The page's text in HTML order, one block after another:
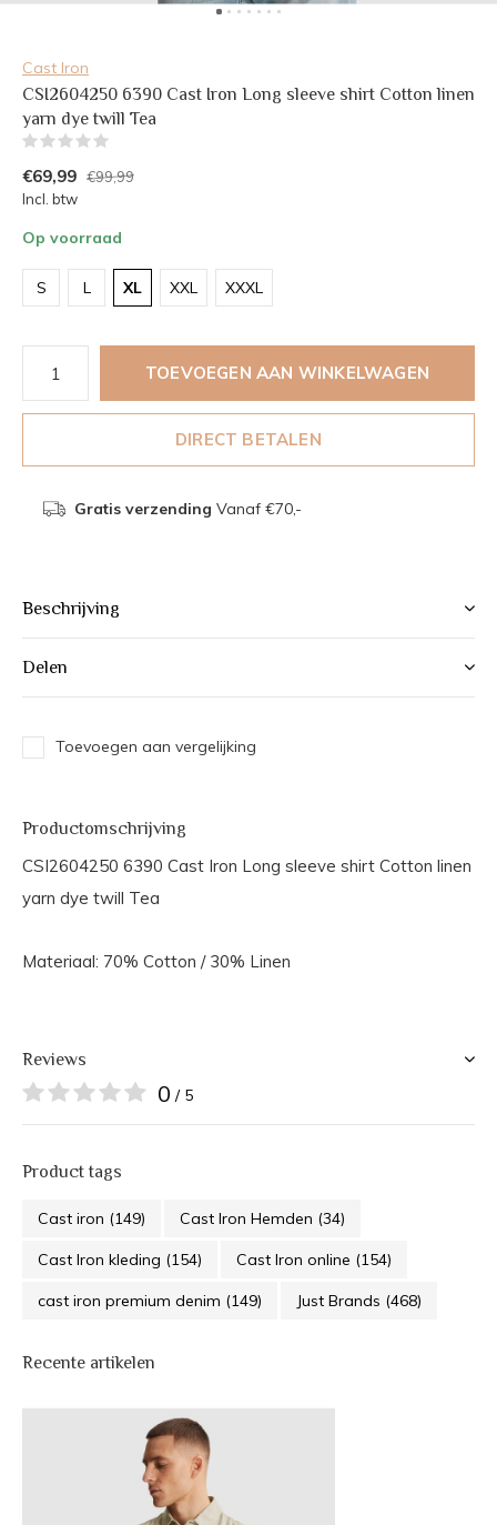
Cast Iron
CSI2604250 6390 Cast Iron Long sleeve shirt Cotton linen
yarn dye twill Tea
€69,99 €99,99
Incl. btw
Op voorraad
S L XL XXL XXXL
TOEVOEGEN AAN WINKELWAGEN
DIRECT BETALEN
Gratis verzending Vanaf €70,-
Beschrijving
Delen
Toevoegen aan vergelijking
Productomschrijving
CSI2604250 6390 Cast Iron Long sleeve shirt Cotton linen
yarn dye twill Tea
Materiaal: 70% Cotton / 30% Linen
Reviews
0 / 5
Product tags
Cast iron (149) Cast Iron Hemden (34)
Cast Iron kleding (154) Cast Iron online (154)
cast iron premium denim (149) Just Brands (468)
Recente artikelen